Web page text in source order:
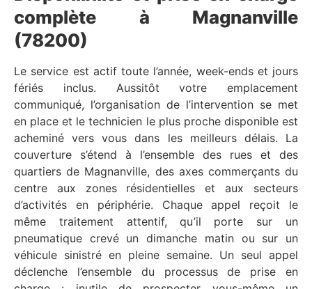
complète à Magnanville
(78200)
Le service est actif toute l’année, week-ends et jours
fériés inclus. Aussitôt votre emplacement
communiqué, l’organisation de l’intervention se met
en place et le technicien le plus proche disponible est
acheminé vers vous dans les meilleurs délais. La
couverture s’étend à l’ensemble des rues et des
quartiers de Magnanville, des axes commerçants du
centre aux zones résidentielles et aux secteurs
d’activités en périphérie. Chaque appel reçoit le
même traitement attentif, qu’il porte sur un
pneumatique crevé un dimanche matin ou sur un
véhicule sinistré en pleine semaine. Un seul appel
déclenche l’ensemble du processus de prise en